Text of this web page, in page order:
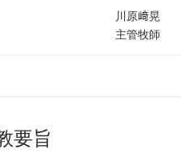
川原﨑晃
主管牧師
要旨